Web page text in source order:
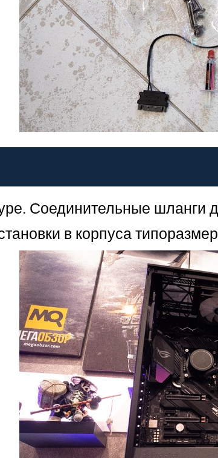
Соединительные шланги
в корпуса